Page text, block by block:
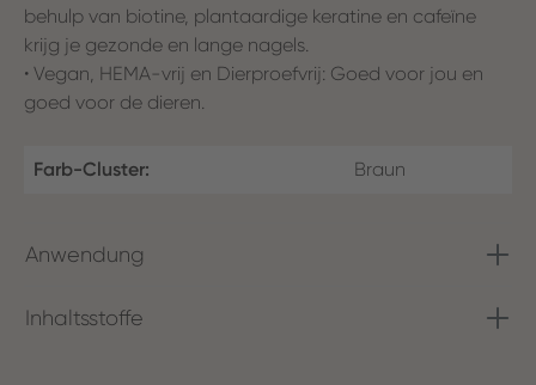
behulp van biotine, plantaardige keratine en cafeïne
krijg je gezonde en lange nagels.
• Vegan, HEMA-vrij en Dierproefvrij: Goed voor jou en
goed voor de dieren.
Farb-Cluster: Braun
Anwendung
Inhaltsstoffe